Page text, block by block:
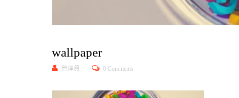
wallpaper
管理員 0 Comments